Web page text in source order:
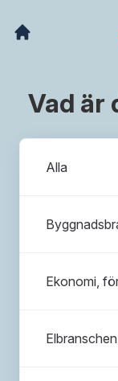
Vad är
Avdelningar
Alla
Ekonomi,
Elbranschen